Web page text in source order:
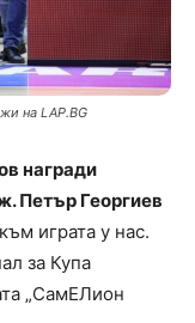
на LAP.BG
награди
Петър Георгиев
към играта у нас.
за Купа
„СамЕЛион